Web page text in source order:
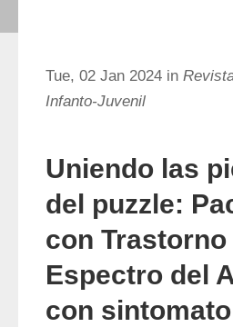
Tue, 02 Jan 2024 in
Infanto-Juvenil
Uniendo las
del puzzle:
con Trastorno
Espectro del
con